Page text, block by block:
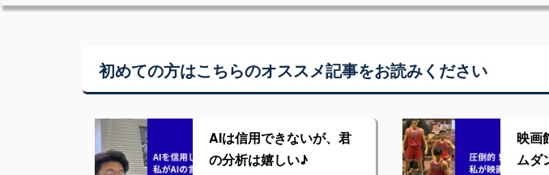
初めての方はこちらのオススメ記事をお読みください
AIは信用できないが、君
の分析は嬉しい♪
映画
ムダ